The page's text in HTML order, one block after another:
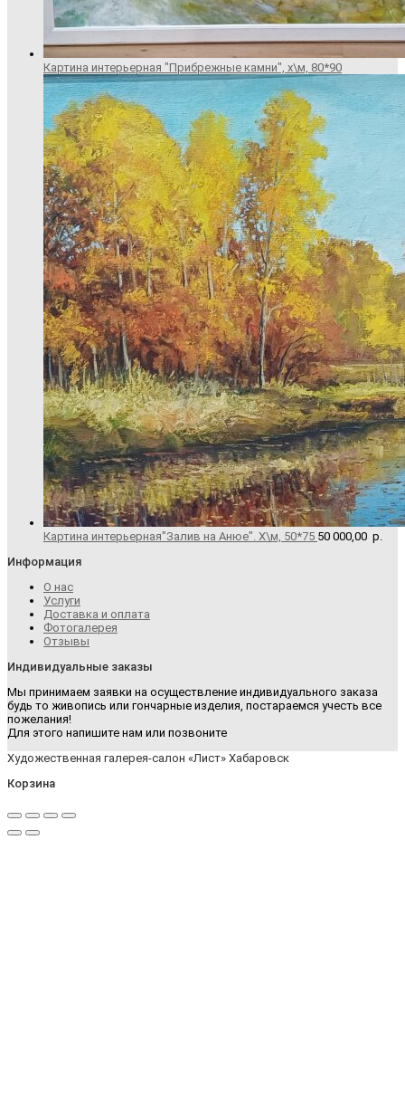
Картина интерьерная "Прибрежные камни", х\м, 80*90
Картина интерьерная"Залив на Анюе". Х\м, 50*75 50 000,00 р.
Информация
О нас
Услуги
Доставка и оплата
Фотогалерея
Отзывы
Индивидуальные заказы
Мы принимаем заявки на осуществление индивидуального заказа
будь то живопись или гончарные изделия, постараемся учесть все
пожелания!
Для этого напишите нам или позвоните
Художественная галерея-салон «Лист» Хабаровск
Корзина